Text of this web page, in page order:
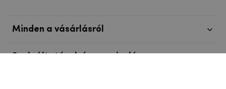
Minden a vásárlásról